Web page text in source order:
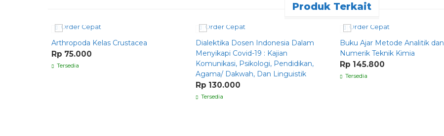
Produk Terkait
Order Cepat
Arthropoda Kelas Crustacea
Rp 75.000
Tersedia
Order Cepat
Dialektika Dosen Indonesia Dalam
Menyikapi Covid-19 : Kajian
Komunikasi, Psikologi, Pendidikan,
Agama/ Dakwah, Dan Linguistik
Rp 130.000
Tersedia
Order Cepat
Buku Ajar Metode Analitik dan
Numerik Teknik Kimia
Rp 145.800
Tersedia